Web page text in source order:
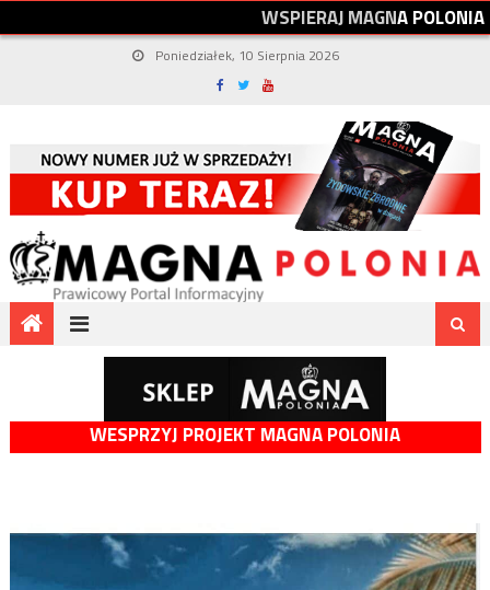
WSPIERAJMAGNAPOLONIA
Poniedziałek, 10 Sierpnia 2026
WESPRZYJ PROJEKT MAGNA POLONIA